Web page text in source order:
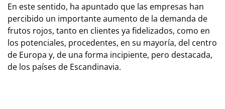
En este sentido, ha apuntado que las empresas han
percibido un importante aumento de la demanda de
frutos rojos, tanto en clientes ya fidelizados, como en
los potenciales, procedentes, en su mayoría, del centro
de Europa y, de una forma incipiente, pero destacada,
de los países de Escandinavia.